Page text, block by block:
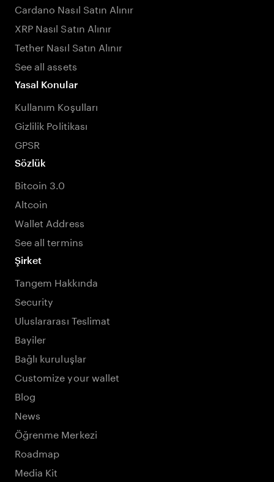
Cardano Nasıl Satın Alınır
XRP Nasıl Satın Alınır
Tether Nasıl Satın Alınır
See all assets
Yasal Konular
Kullanım Koşulları
Gizlilik Politikası
GPSR
Sözlük
Bitcoin 3.0
Altcoin
Wallet Address
See all termins
Şirket
Tangem Hakkında
Security
Uluslararası Teslimat
Bayiler
Bağlı kuruluşlar
Customize your wallet
Blog
News
Öğrenme Merkezi
Roadmap
Media Kit